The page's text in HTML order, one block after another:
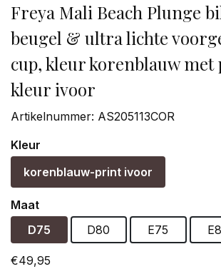
Freya Mali Beach Plunge
beugel & ultra lichte
cup, kleur korenblauw
kleur ivoor
Artikelnummer: AS205113COR
Kleur
korenblauw-print ivoor
Maat
D75
D80 E75
€49,95